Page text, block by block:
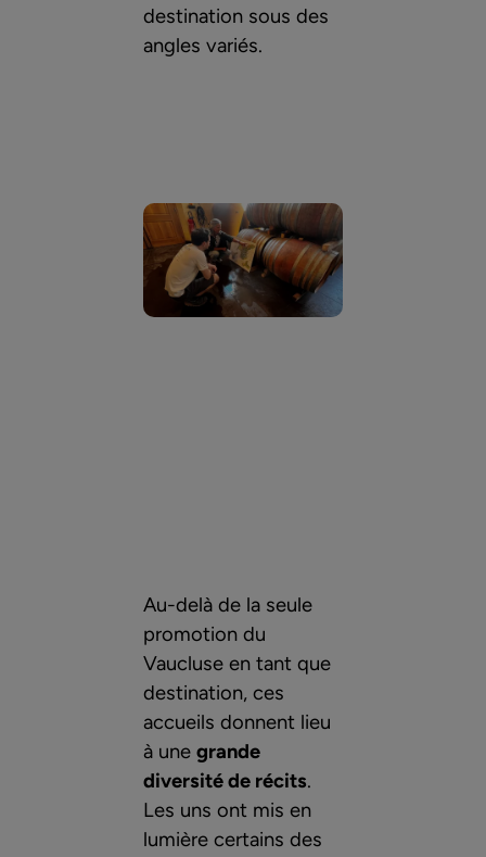
destination sous des
angles variés.
Au-delà de la seule
promotion du
Vaucluse en tant que
destination, ces
accueils donnent lieu
à une grande
diversité de récits.
Les uns ont mis en
lumière certains des